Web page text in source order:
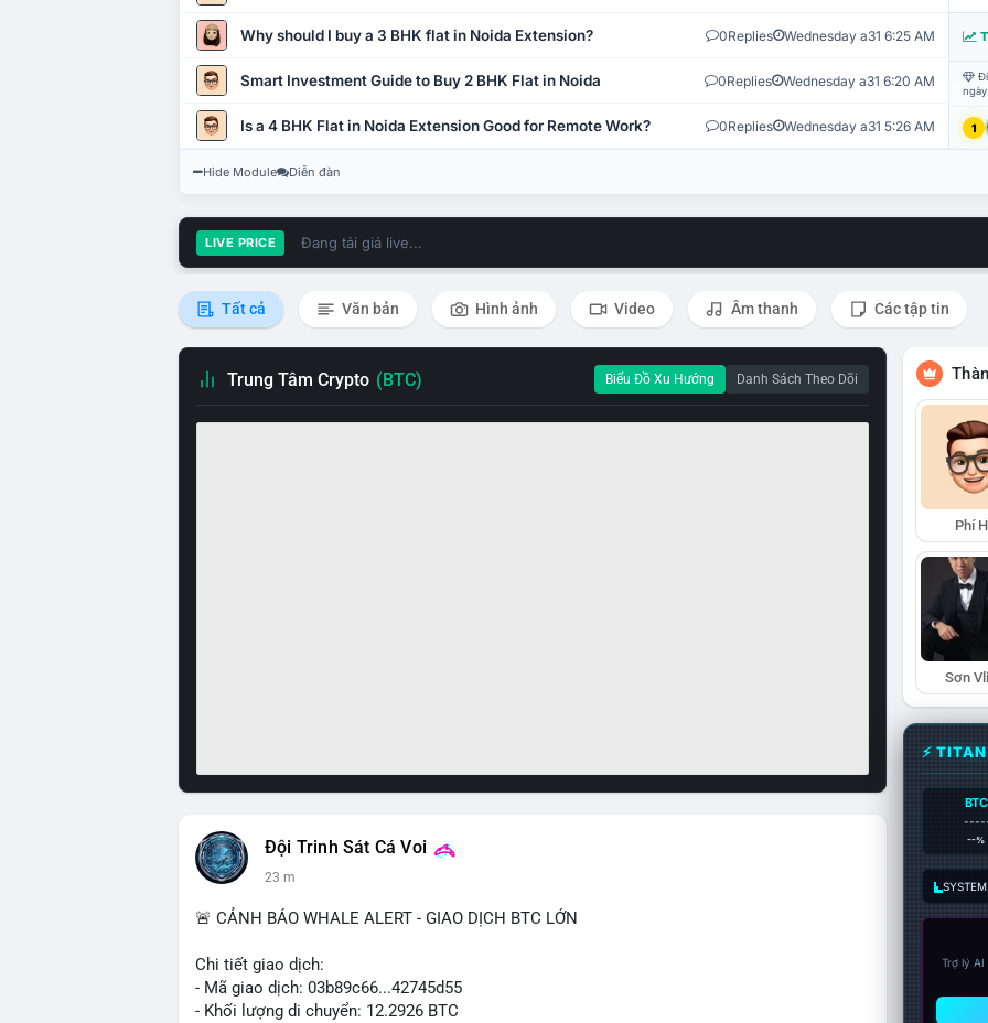
Why should I buy a 3 BHK flat in Noida Extension? 0Replies Wednesday a31 6:25 AM
Smart Investment Guide to Buy 2 BHK Flat in Noida 0Replies Wednesday a31 6:20 AM
Is a 4 BHK Flat in Noida Extension Good for Remote Work? 0Replies Wednesday a31 5:26 AM 1
Hide Module Diễn đàn
LIVE PRICE Đang tải giá live...
Tất cả Văn bản Hình ảnh Video Âm thanh Các tập tin
Trung Tâm Crypto (BTC) Biểu Đồ Xu Hướng Danh Sách Theo Dõi
Đội Trinh Sát Cá Voi
23 m
🚨 CẢNH BÁO WHALE ALERT - GIAO DỊCH BTC LỚN
Chi tiết giao dịch:
- Mã giao dịch: 03b89c66...42745d55
- Khối lượng di chuyển: 12.2926 BTC
Phí
Sơn
⚡
BTC
--%
Trợ lý